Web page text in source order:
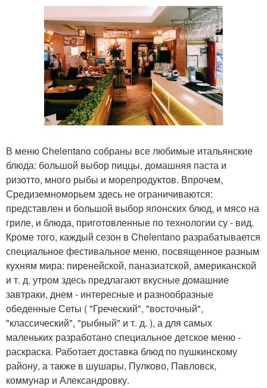
В меню Chelentano собраны все любимые итальянские
блюда: большой выбор пиццы, домашняя паста и
ризотто, много рыбы и морепродуктов. Впрочем,
Средиземноморьем здесь не ограничиваются:
представлен и большой выбор японских блюд, и мясо на
гриле, и блюда, приготовленные по технологии су - вид.
Кроме того, каждый сезон в Chelentano разрабатывается
специальное фестивальное меню, посвященное разным
кухням мира: пиренейской, паназиатской, американской
и т. д. утром здесь предлагают вкусные домашние
завтраки, днем - интересные и разнообразные
обеденные Сеты ( "Греческий", "восточный",
"классический", "рыбный" и т. д. ), а для самых
маленьких разработано специальное детское меню -
раскраска. Работает доставка блюд по пушкинскому
району, а также в шушары, Пулково, Павловск,
коммунар и Александровку.